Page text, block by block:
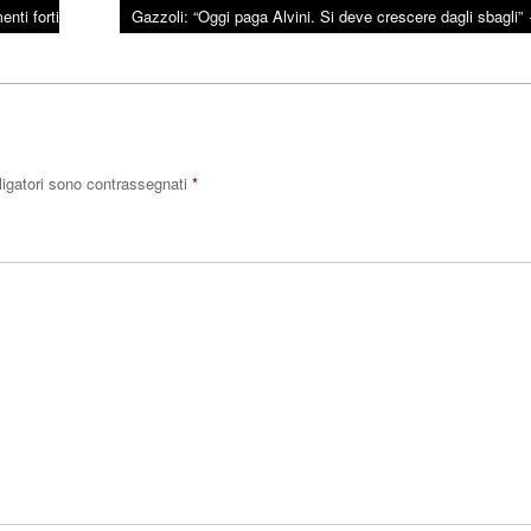
forti
Gazzoli: “Oggi paga Alvini. Si deve crescere dagli sbagli”
sono contrassegnati *